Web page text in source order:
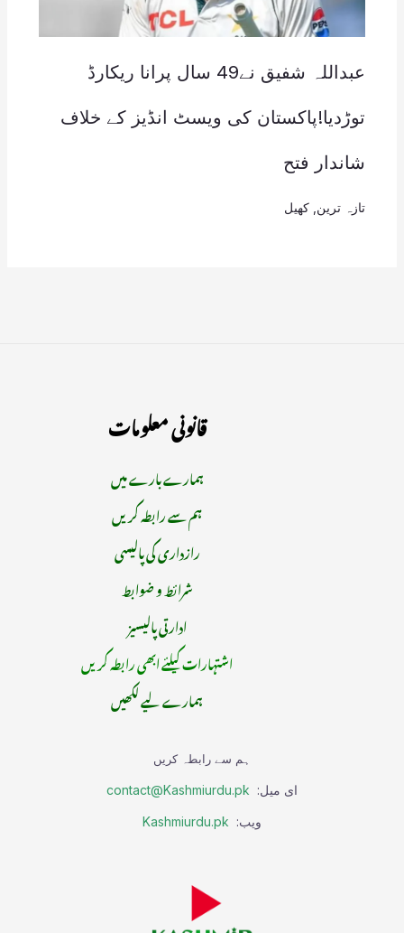
عبداللہ شفیق نے49 سال پرانا ریکارڈ
توڑدیا!پاکستان کی ویسٹ انڈیز کے خلاف
شاندار فتح
تازہ ترین کھیل
قانونی معلومات
ہمارے بارے میں
ہم سے رابطہ کریں
رازداری کی پالیسی
شرائط و ضوابط
ادارتی پالیسیز
اشتہارات کیلئے ابھی رابطہ کریں
ہمارے لیے لکھیں
ہم سے رابطہ کریں
ای میل: contact@Kashmiurdu.pk
ویب: Kashmiurdu.pk